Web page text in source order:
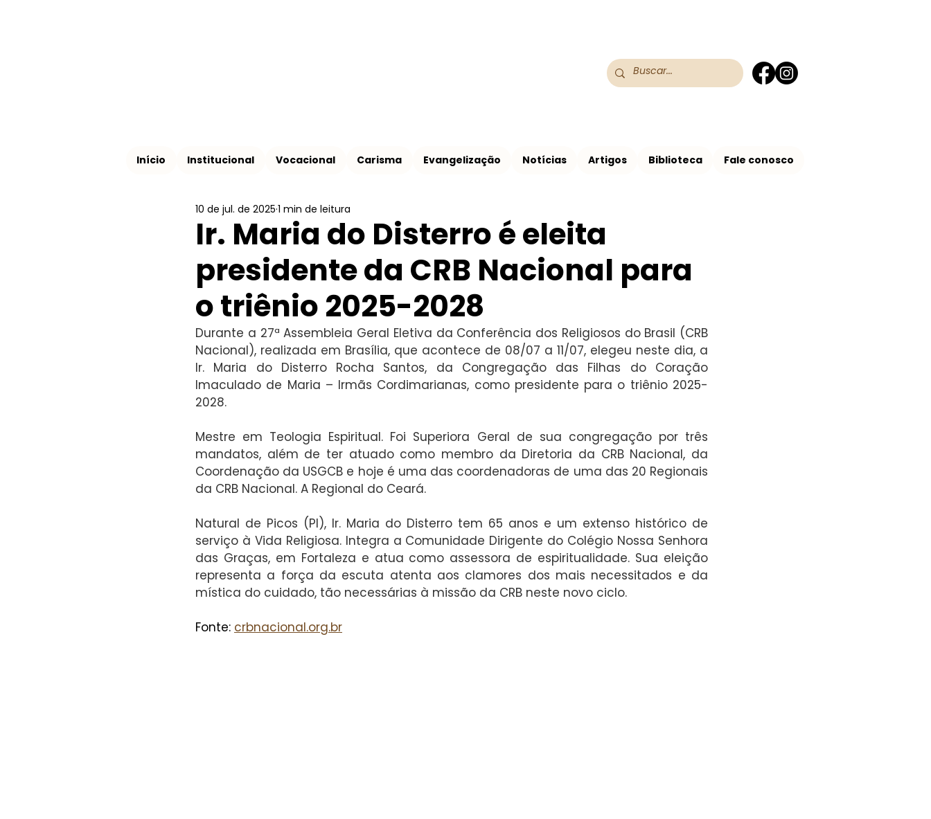
Franciscanos do RS
Início Institucional Vocacional Carisma Evangelização Notícias Artigos Biblioteca Fale conosco
Ir. Maria do Disterro é eleita
presidente da CRB Nacional para
o triênio 2025-2028
10 de jul. de 2025 1 min de leitura
Durante a 27ª Assembleia Geral Eletiva da Conferência dos Religiosos do Brasil (CRB
Nacional), realizada em Brasília, que acontece de 08/07 a 11/07, elegeu neste dia, a
Ir. Maria do Disterro Rocha Santos, da Congregação das Filhas do Coração
Imaculado de Maria – Irmãs Cordimarianas, como presidente para o triênio 2025-
2028.
Mestre em Teologia Espiritual. Foi Superiora Geral de sua congregação por três
mandatos, além de ter atuado como membro da Diretoria da CRB Nacional, da
Coordenação da USGCB e hoje é uma das coordenadoras de uma das 20 Regionais
da CRB Nacional. A Regional do Ceará.
Natural de Picos (PI), Ir. Maria do Disterro tem 65 anos e um extenso histórico de
serviço à Vida Religiosa. Integra a Comunidade Dirigente do Colégio Nossa Senhora
das Graças, em Fortaleza e atua como assessora de espiritualidade. Sua eleição
representa a força da escuta atenta aos clamores dos mais necessitados e da
mística do cuidado, tão necessárias à missão da CRB neste novo ciclo.
Fonte: crbnacional.org.br